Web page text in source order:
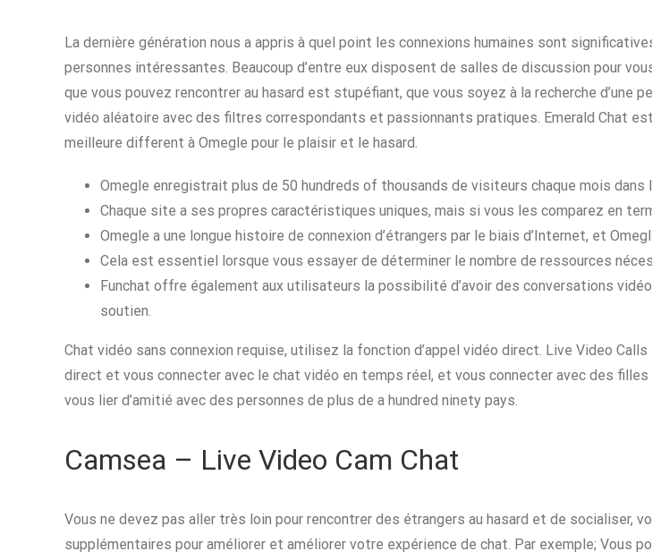
La dernière génération nous a appris à quel point les connexions humaines sont
personnes intéressantes. Beaucoup d’entre eux disposent de salles de discussion pour
que vous pouvez rencontrer au hasard est stupéfiant, que vous soyez à la recherche d’une
vidéo aléatoire avec des filtres correspondants et passionnants pratiques. Emerald Chat
meilleure different à Omegle pour le plaisir et le hasard.
Omegle enregistrait plus de 50 hundreds of thousands de visiteurs chaque mois dans
Chaque site a ses propres caractéristiques uniques, mais si vous les comparez en
Omegle a une longue histoire de connexion d’étrangers par le biais d’Internet, et
Cela est essentiel lorsque vous essayer de déterminer le nombre de ressources
Funchat offre également aux utilisateurs la possibilité d’avoir des conversations
soutien.
Chat vidéo sans connexion requise, utilisez la fonction d’appel vidéo direct. Live Video
direct et vous connecter avec le chat vidéo en temps réel, et vous connecter avec des
vous lier d’amitié avec des personnes de plus de a hundred ninety pays.
Camsea – Live Video Cam Chat
Vous ne devez pas aller très loin pour rencontrer des étrangers au hasard et de
supplémentaires pour améliorer et améliorer votre expérience de chat. Par exemple; Vous